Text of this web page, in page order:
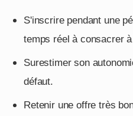
S'inscrire pendant une
temps réel à consacrer
Surestimer son
défaut.
Retenir une offre très